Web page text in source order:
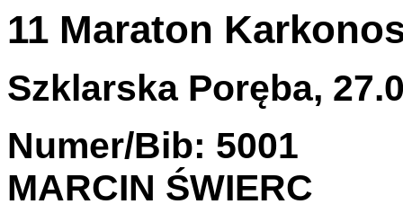
11 Maraton
Szklarska Poręba,
Numer/Bib: 5001
MARCIN ŚWIERC